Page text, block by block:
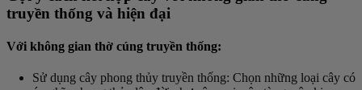
truyền thống và hiện đại
Với không gian thờ cúng truyền thống:
Sử dụng cây phong thủy truyền thống: Chọn những loại cây có